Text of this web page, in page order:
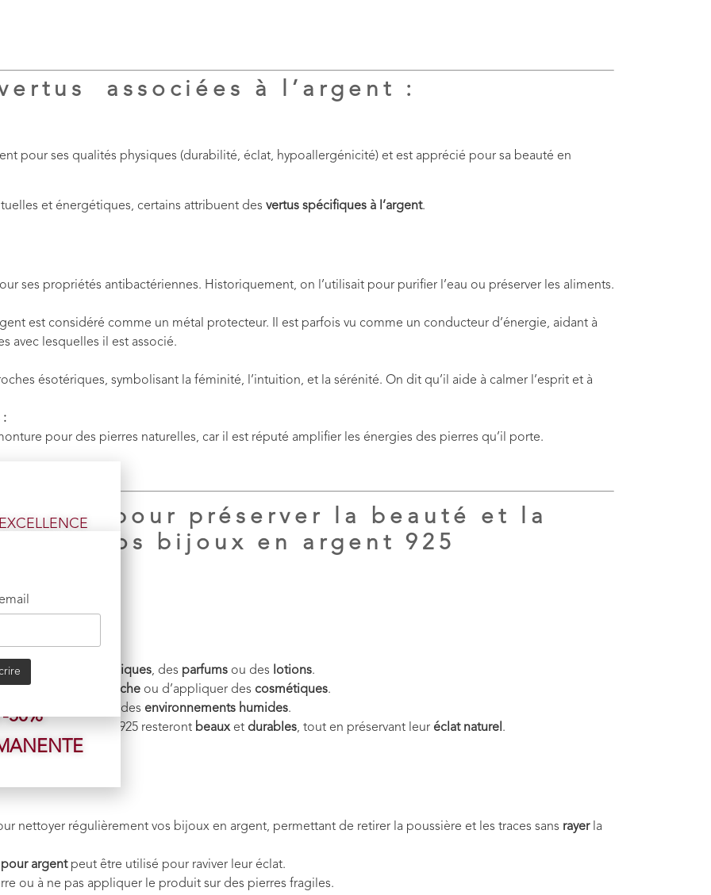
associées à l’argent :
pour ses qualités physiques (durabilité, éclat, hypoallergénicité) et est apprécié pour sa beauté en
et énergétiques, certains attribuent des vertus spécifiques à l’argent.
ses propriétés antibactériennes. Historiquement, on l’utilisait pour purifier l’eau ou préserver les aliments.
est considéré comme un métal protecteur. Il est parfois vu comme un conducteur d’énergie, aidant à
avec lesquelles il est associé.
ésotériques, symbolisant la féminité, l’intuition, et la sérénité. On dit qu’il aide à calmer l’esprit et à
:
pour des pierres naturelles, car il est réputé amplifier les énergies des pierres qu’il porte.
pour préserver la beauté et la
de vos bijoux en argent 925
, des produits chimiques, des parfums ou des lotions.
douche ou d’appliquer des cosmétiques.
ou dans des environnements humides.
bijoux en argent 925 resteront beauxet durables, tout en préservant leur éclat naturel .
nettoyer régulièrement vos bijoux en argent, permettant de retirer la poussière et les traces sans rayerla
argentpeut être utilisé pour raviver leur éclat.
ou à ne pas appliquer le produit sur des pierres fragiles.
sur la
pierres.
50%